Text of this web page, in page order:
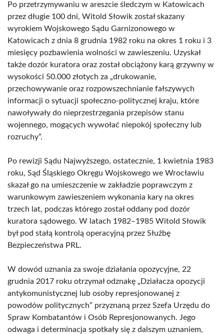
Po przetrzymywaniu w areszcie śledczym w Katowicach
przez długie 100 dni, Witold Słowik został skazany
wyrokiem Wojskowego Sądu Garnizonowego w
Katowicach z dnia 8 grudnia 1982 roku na okres 1 roku i 3
miesięcy pozbawienia wolności w zawieszeniu. Uzyskał
także dozór kuratora oraz został obciążony karą grzywny w
wysokości 50.000 złotych za „drukowanie,
przechowywanie oraz rozpowszechnianie fałszywych
informacji o sytuacji społeczno-politycznej kraju, które
nawoływały do nieprzestrzegania przepisów stanu
wojennego, mogących wywołać niepokój społeczny lub
rozruchy”.
Po rewizji Sądu Najwyższego, ostatecznie, 1 kwietnia 1983
roku, Sąd Śląskiego Okręgu Wojskowego we Wrocławiu
skazał go na umieszczenie w zakładzie poprawczym z
warunkowym zawieszeniem wykonania kary na okres
trzech lat, podczas którego został oddany pod dozór
kuratora sądowego. W latach 1982–1985 Witold Słowik
był pod stałą kontrolą operacyjną przez Służbę
Bezpieczeństwa PRL.
W dowód uznania za swoje działania opozycyjne, 22
grudnia 2017 roku otrzymał odznakę „Działacza opozycji
antykomunistycznej lub osoby represjonowanej z
powodów politycznych” przyznaną przez Szefa Urzędu do
Spraw Kombatantów i Osób Represjonowanych. Jego
odwaga i determinacja spotkały się z dalszym uznaniem,